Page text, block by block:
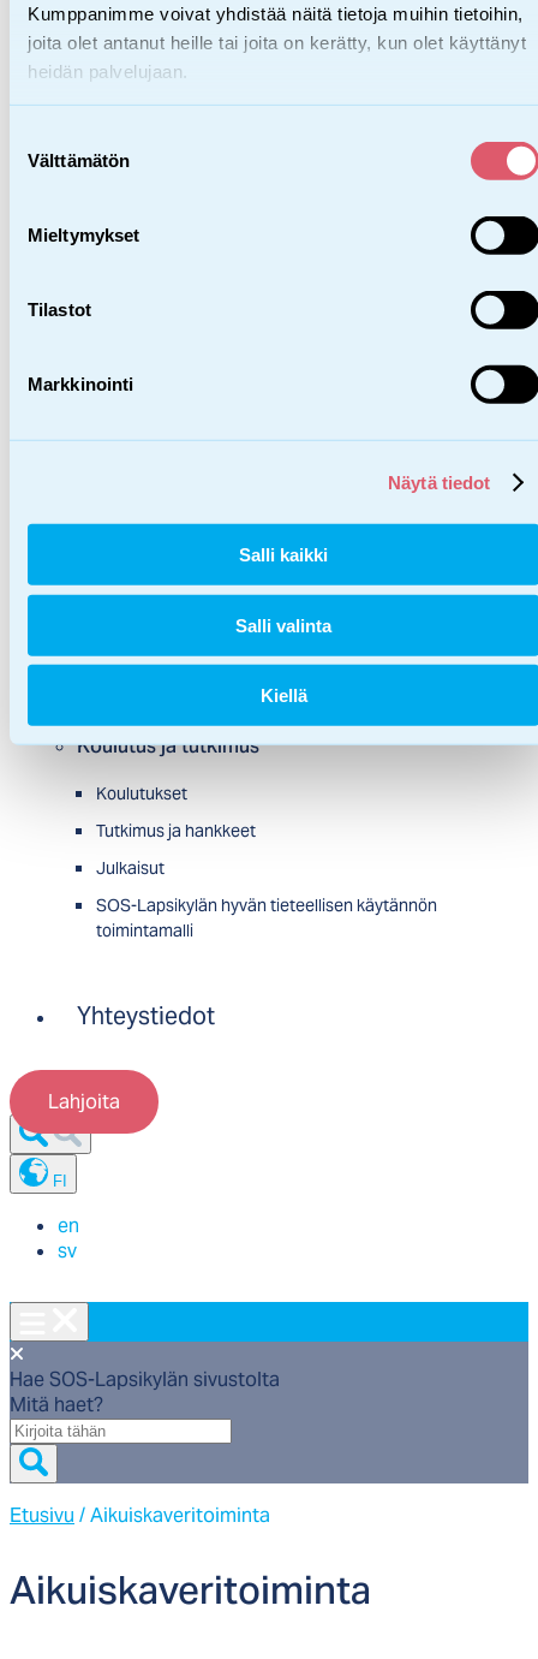
Kumppanimme voivat yhdistää näitä tietoja muihin tietoihin,
joita olet antanut heille tai joita on kerätty, kun olet käyttänyt
heidän palvelujaan.
valinta
Välttämätön
Mieltymykset
Tilastot
Markkinointi
Näytä tiedot
Salli kaikki
Salli valinta
Kiellä
Lasten ja nuorten sivut
Meistä
Tietoa SOS-Lapsikylästä
Myön­tei­nen tun­nis­ta­minen
Hallinto ja talous
SOS-Lapsikylä työpaikkana
Kansainvälinen SOS-Lapsikylä
Koulutus ja tutkimus
Koulutukset
Tutkimus ja hankkeet
Julkaisut
SOS-Lapsikylän hyvän tieteellisen käytännön
toimintamalli
Yhteystiedot
Lahjoita
FI
en
sv
Hae SOS-Lapsikylän sivustolta
Mitä haet?
Mitä
haet?
Etusivu /Aikuiskaveritoiminta
Ai­kuis­ka­ve­ri­toi­min­ta